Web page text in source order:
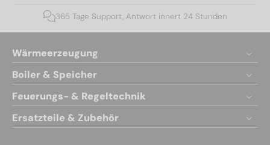
365 Tage Support, Antwort innert 24 Stunden
Wärmeerzeugung
Boiler & Speicher
Feuerungs- & Regeltechnik
Ersatzteile & Zubehör